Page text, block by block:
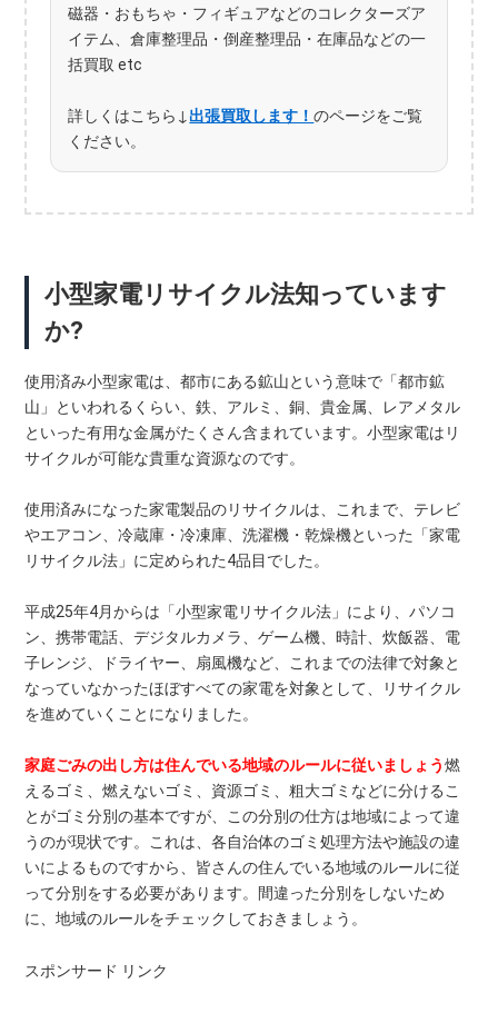
磁器・おもちゃ・フィギュアなどのコレクターズア
イテム、倉庫整理品・倒産整理品・在庫品などの一
括買取 etc
詳しくはこちら↓出張買取します！のページをご覧
ください。
小型家電リサイクル法知っています
か?
使用済み小型家電は、都市にある鉱山という意味で「都市鉱
山」といわれるくらい、鉄、アルミ、銅、貴金属、レアメタル
といった有用な金属がたくさん含まれています。小型家電はリ
サイクルが可能な貴重な資源なのです。
使用済みになった家電製品のリサイクルは、これまで、テレビ
やエアコン、冷蔵庫・冷凍庫、洗濯機・乾燥機といった「家電
リサイクル法」に定められた4品目でした。
平成25年4月からは「小型家電リサイクル法」により、パソコ
ン、携帯電話、デジタルカメラ、ゲーム機、時計、炊飯器、電
子レンジ、ドライヤー、扇風機など、これまでの法律で対象と
なっていなかったほぼすべての家電を対象として、リサイクル
を進めていくことになりました。
家庭ごみの出し方は住んでいる地域のルールに従いましょう燃
えるゴミ、燃えないゴミ、資源ゴミ、粗大ゴミなどに分けるこ
とがゴミ分別の基本ですが、この分別の仕方は地域によって違
うのが現状です。これは、各自治体のゴミ処理方法や施設の違
いによるものですから、皆さんの住んでいる地域のルールに従
って分別をする必要があります。間違った分別をしないため
に、地域のルールをチェックしておきましょう。
スポンサード リンク